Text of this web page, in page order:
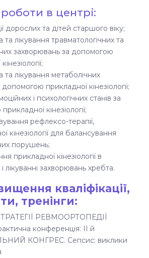
в центрі:
дорослих та дітей старшого віку;
та лікування травматологічних та
захворювань за допомогою
та лікування метаболічних
допомогою прикладної кінезіології;
і психологічних станів за
кінезіології;
рефлексо-терапії,
кінезіології для балансування
порушень;
прикладної кінезіології в
і лікуванні захворювань хребта.
кваліфікації,
тренінги:
РЕВМООРТОПЕДІЇ
конференція: II й
КОНГРЕС. Сепсис: виклики